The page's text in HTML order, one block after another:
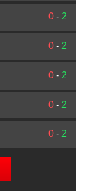
0 - 2
0 - 2
0 - 2
0 - 2
0 - 2